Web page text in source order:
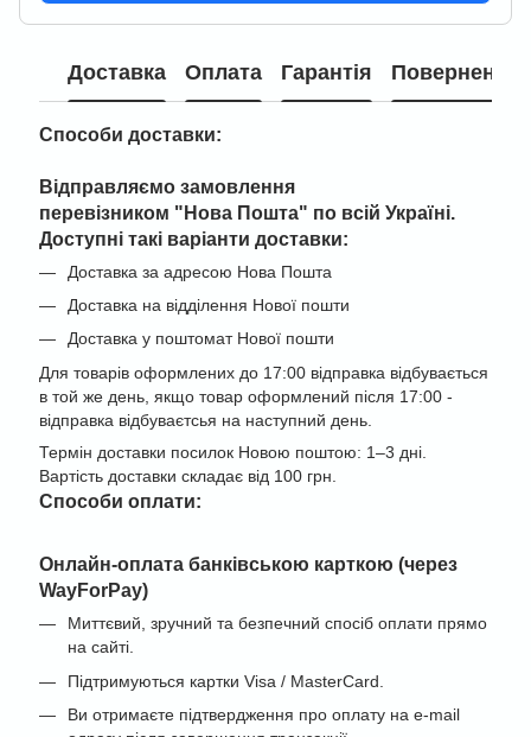
Доставка Оплата Гарантія Повернення
Способи доставки:
Відправляємо замовлення
перевізником "Нова Пошта" по всій Україні
Доступні такі варіанти доставки:
Доставка за адресою Нова Пошта
Доставка на відділення Нової пошти
Доставка у поштомат Нової пошти
Для товарів оформлених до 17:00 відправка відбувається
в той же день, якщо товар оформлений після 17:00 -
відправка відбуваєтсья на наступний день.
Термін доставки посилок Новою поштою: 1–3 дні.
Вартість доставки складає від 100 грн.
Cпособи оплати:
Онлайн-оплата банківською карткою (через
WayForPay)
Миттєвий, зручний та безпечний спосіб оплати прямо
на сайті.
Підтримуються картки Visa / MasterCard.
Ви отримаєте підтвердження про оплату на e-mail